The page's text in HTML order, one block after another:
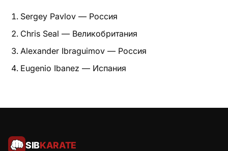
Sergey Pavlov — Россия
Chris Seal — Великобритания
Alexander Ibraguimov — Россия
Eugenio Ibanez — Испания
SIBKARATE